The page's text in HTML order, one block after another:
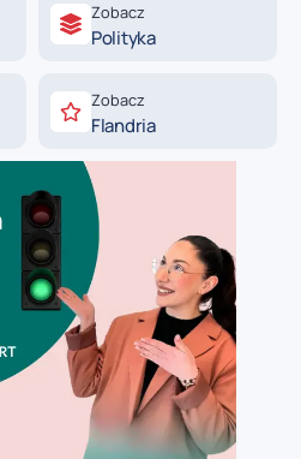
Zobacz
Polityka
Zobacz
Flandria